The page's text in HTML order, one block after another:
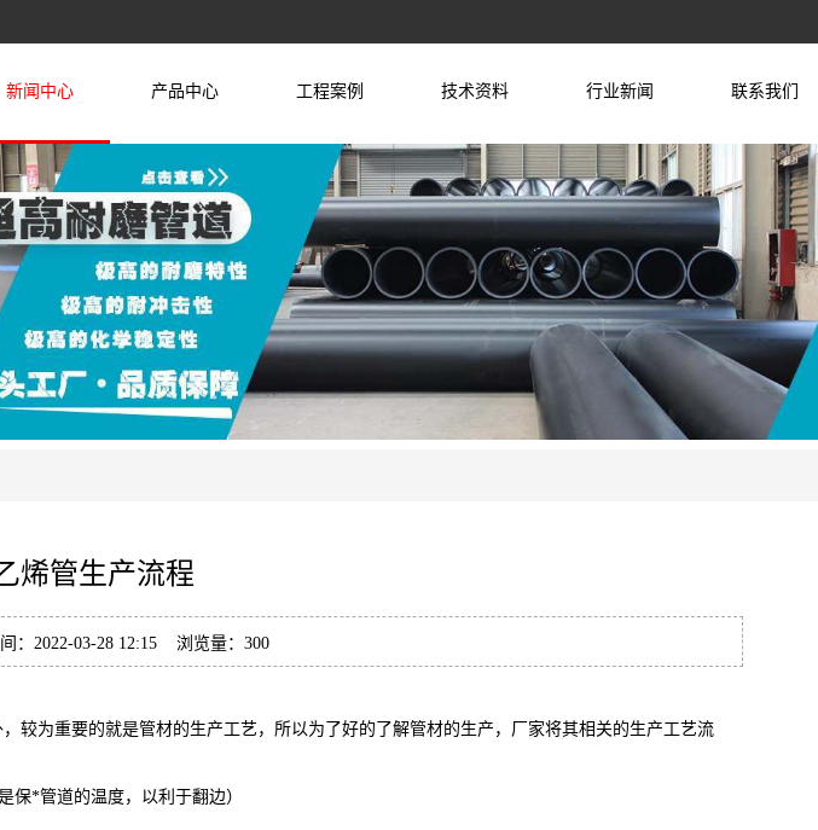
新闻中心 产品中心 工程案例 技术资料 行业新闻 联系我们
烯管生产流程
2022-03-28 12:15 浏览量： 300
较为重要的就是管材的生产工艺，所以为了好的了解管材的生产，厂家将其相关的生产工艺流
*管道的温度，以利于翻边）